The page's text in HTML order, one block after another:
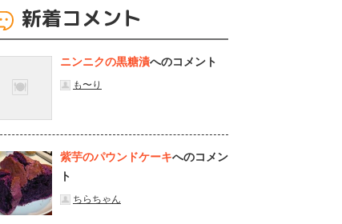
新着コメント
ニンニクの黒糖漬へのコメント
も〜り
紫芋のパウンドケーキへのコメン
ト
ちらちゃん